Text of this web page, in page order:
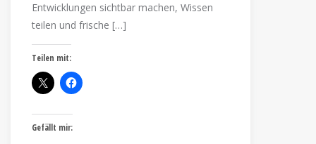
Entwicklungen sichtbar machen, Wissen
teilen und frische […]
Teilen mit:
Gefällt mir: